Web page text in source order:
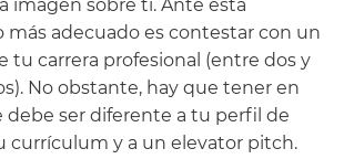
imagen sobre ti. Ante esta
más adecuado es contestar con un
tu carrera profesional (entre dos y
No obstante, hay que tener en
debe ser diferente a tu perfil de
currículum y a un elevator pitch.